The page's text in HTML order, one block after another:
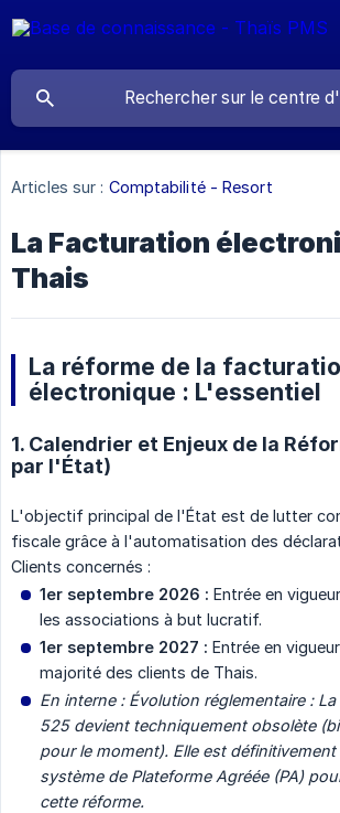
Articles sur : Comptabilité - Resort
La Facturation
Thais
La réforme de la
électronique : L'essentiel
1. Calendrier et Enjeux de la
par l'État)
L'objectif principal de l'État est de lutter
fiscale grâce à l'automatisation des
Clients concernés :
1er septembre 2026 : Entrée en
les associations à but lucratif.
1er septembre 2027 : Entrée en
majorité des clients de Thais.
En interne : Évolution réglementaire :
525 devient techniquement obsolète
pour le moment). Elle est définitivement
système de Plateforme Agréée (PA)
cette réforme.